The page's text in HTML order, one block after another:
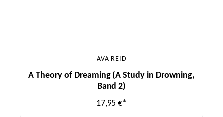
AVA REID
A Theory of Dreaming (A Study in Drowning,
Band 2)
17,95 €*